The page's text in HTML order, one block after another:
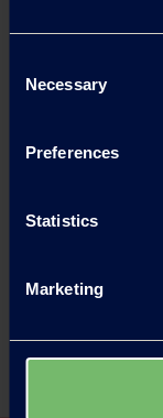
Selection
Necessary
Preferences
Statistics
Marketing